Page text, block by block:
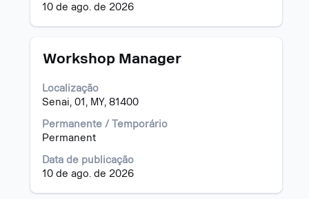
10 de ago. de 2026
visualizar
dela.
Título
Workshop Manager
Localização
Senai, 01, MY, 81400
Permanente / Temporário
Permanent
Data de publicação
10 de ago. de 2026
Selecione
vaga
com
barra
de
pressionada
para
visualizar